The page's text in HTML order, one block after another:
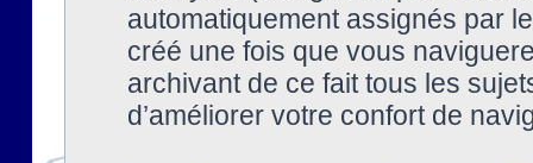
automatiquement assignés par
créé une fois que vous
archivant de ce fait tous les
d’améliorer votre confort de